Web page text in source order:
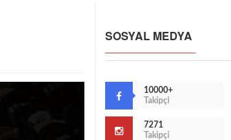
SOSYAL MEDYA
10000+
Takipçi
7271
Takipçi